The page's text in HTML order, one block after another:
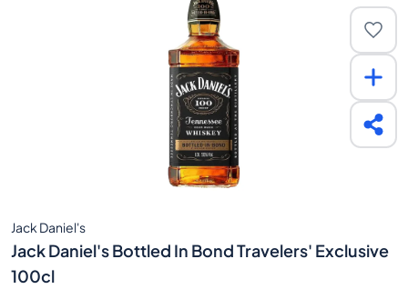
Jack Daniel's
Jack Daniel's Bottled In Bond Travelers' Exclusive
100cl